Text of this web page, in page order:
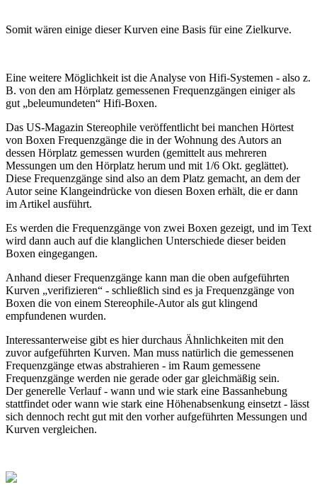
Somit wären einige dieser Kurven eine Basis für eine Zielkurve.
Eine weitere Möglichkeit ist die Analyse von Hifi-Systemen - also z.
B. von den am Hörplatz gemessenen Frequenzgängen einiger als
gut „beleumundeten“ Hifi-Boxen.
Das US-Magazin Stereophile veröffentlicht bei manchen Hörtest
von Boxen Frequenzgänge die in der Wohnung des Autors an
dessen Hörplatz gemessen wurden (gemittelt aus mehreren
Messungen um den Hörplatz herum und mit 1/6 Okt. geglättet).
Diese Frequenzgänge sind also an dem Platz gemacht, an dem der
Autor seine Klangeindrücke von diesen Boxen erhält, die er dann
im Artikel ausführt.
Es werden die Frequenzgänge von zwei Boxen gezeigt, und im Text
wird dann auch auf die klanglichen Unterschiede dieser beiden
Boxen eingegangen.
Anhand dieser Frequenzgänge kann man die oben aufgeführten
Kurven „verifizieren“ - schließlich sind es ja Frequenzgänge von
Boxen die von einem Stereophile-Autor als gut klingend
empfundenen wurden.
Interessanterweise gibt es hier durchaus Ähnlichkeiten mit den
zuvor aufgeführten Kurven. Man muss natürlich die gemessenen
Frequenzgänge etwas abstrahieren - im Raum gemessene
Frequenzgänge werden nie gerade oder gar gleichmäßig sein.
Der generelle Verlauf - wann und wie stark eine Bassanhebung
stattfindet oder wann wie stark eine Höhenabsenkung einsetzt - lässt
sich dennoch recht gut mit den vorher aufgeführten Messungen und
Kurven vergleichen.